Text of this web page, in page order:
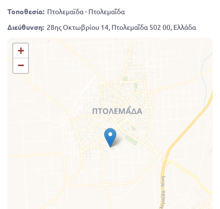
Τοποθεσία: Πτολεμαϊδα - Πτολεμαΐδα
Διεύθυνση: 28ης Οκτωβρίου 14, Πτολεμαΐδα 502 00, Ελλάδα
+
−